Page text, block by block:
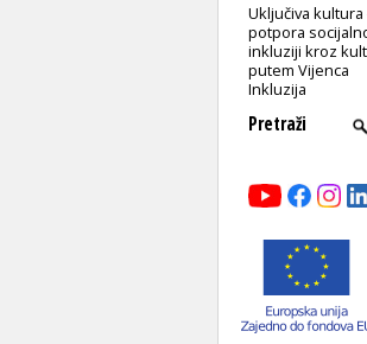
Uključiva kultura
potpora
inkluziji kroz
putem Vijenca
Inkluzija